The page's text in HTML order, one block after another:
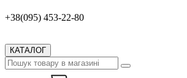
+38(095) 453-22-80
КАТАЛОГ